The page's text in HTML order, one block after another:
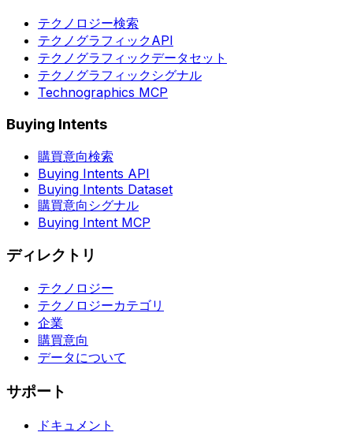
テクノロジー検索
テクノグラフィックAPI
テクノグラフィックデータセット
テクノグラフィックシグナル
Technographics MCP
Buying Intents
購買意向検索
Buying Intents API
Buying Intents Dataset
購買意向シグナル
Buying Intent MCP
ディレクトリ
テクノロジー
テクノロジーカテゴリ
企業
購買意向
データについて
サポート
ドキュメント